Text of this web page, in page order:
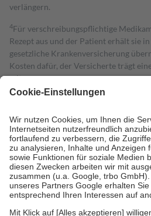
verlängern.
4Für verschreibungspflichtige
Rezept aus und der Patient erhält sie
gesetzliche Krankenversicherung
Kosten dafür, der Versicherte trägt
mit.
Grundsätzlich leisten Mitglieder
höchstens zehn Euro.
Es sind jedoch
Kosten der Leistung zu entrichten.
Diese Regeln gelten grundsätzlich
Bei Heilmitteln und häuslicher
Zuzahlung zehn Prozent der Kosten
Verordnung.
Um das Engagement der Versicherten
stärken und die besondere Stellung
fallenkeine Zuzahlungenan bei: